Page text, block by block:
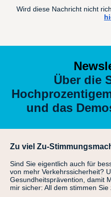
Wird diese Nachricht nicht
Über die
und das
Zu viel Zu-
Sind Sie eigentlich auch für
von mehr Verkehrssicherheit?
Gesundheitsprävention, damit
mir sicher: All dem stimmen Sie